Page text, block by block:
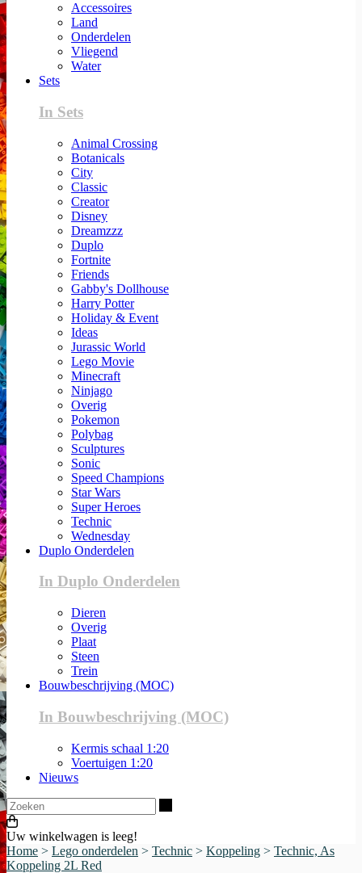
Accessoires
Land
Onderdelen
Vliegend
Water
Sets
In Sets
Animal Crossing
Botanicals
City
Classic
Creator
Disney
Dreamzzz
Duplo
Fortnite
Friends
Gabby's Dollhouse
Harry Potter
Holiday & Event
Ideas
Jurassic World
Lego Movie
Minecraft
Ninjago
Overig
Pokemon
Polybag
Sculptures
Sonic
Speed Champions
Star Wars
Super Heroes
Technic
Wednesday
Duplo Onderdelen
In Duplo Onderdelen
Dieren
Overig
Plaat
Steen
Trein
Bouwbeschrijving (MOC)
In Bouwbeschrijving (MOC)
Kermis schaal 1:20
Voertuigen 1:20
Nieuws
Uw winkelwagen is leeg!
Home > Lego onderdelen > Technic > Koppeling > Technic, As
Koppeling 2L Red